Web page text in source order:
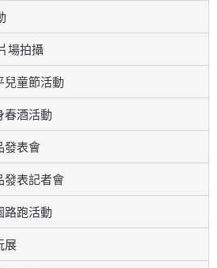
場拍攝
童節活動
酒活動
發表會
表記者會
跑活動
展